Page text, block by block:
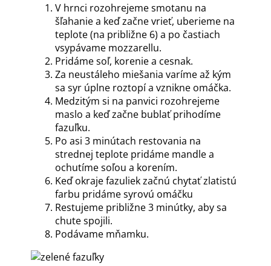
V hrnci rozohrejeme smotanu na
šľahanie a keď začne vrieť, uberieme na
teplote (na približne 6) a po častiach
vsypávame mozzarellu.
Pridáme soľ, korenie a cesnak.
Za neustáleho miešania varíme až kým
sa syr úplne roztopí a vznikne omáčka.
Medzitým si na panvici rozohrejeme
maslo a keď začne bublať prihodíme
fazuľku.
Po asi 3 minútach restovania na
strednej teplote pridáme mandle a
ochutíme soľou a korením.
Keď okraje fazuliek začnú chytať zlatistú
farbu pridáme syrovú omáčku
Restujeme približne 3 minútky, aby sa
chute spojili.
Podávame mňamku.